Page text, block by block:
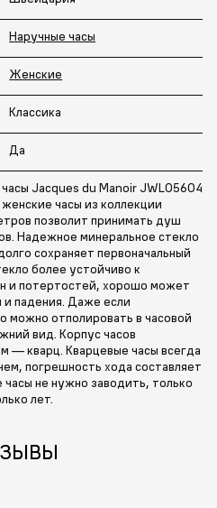
Наручные часы
Женские
Классика
Да
Jacques du Manoir JWL05604
часы из коллекции
позволит принимать душ
Надежное минеральное стекло
сохраняет первоначальный
более устойчиво к
и потертостей, хорошо может
падения. Даже если
можно отполировать в часовой
вид. Корпус часов
— кварц. Кварцевые часы всегда
погрешность хода составляет
не нужно заводить, только
лет.